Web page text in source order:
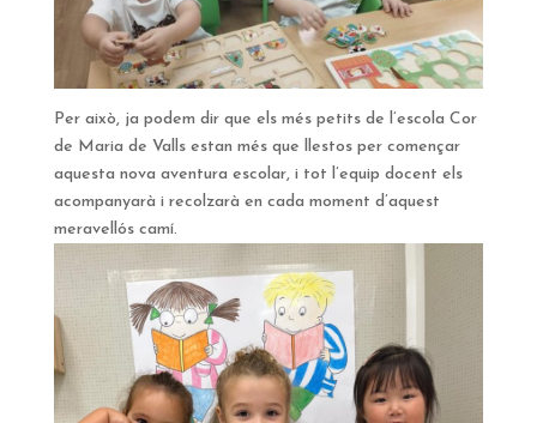
Per això, ja podem dir que els més petits de l’escola Cor
de Maria de Valls estan més que llestos per començar
aquesta nova aventura escolar, i tot l’equip docent els
acompanyarà i recolzarà en cada moment d’aquest
meravellós camí.